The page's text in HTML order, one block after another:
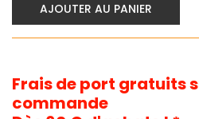
AJOUTER AU PANIER
Frais de port gratuits
commande